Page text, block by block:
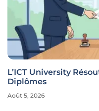
L’ICT University
Diplômes
Août 5, 2026